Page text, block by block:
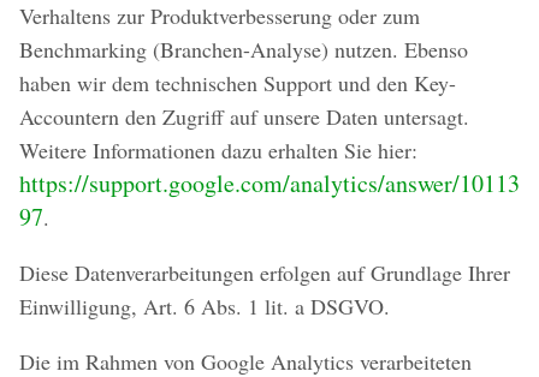
Verhaltens zur Produktverbesserung oder zum
Benchmarking (Branchen-Analyse) nutzen. Ebenso
haben wir dem technischen Support und den Key-
Accountern den Zugriff auf unsere Daten untersagt.
Weitere Informationen dazu erhalten Sie hier:
https://support.google.com/analytics/answer/10113
97.
Diese Datenverarbeitungen erfolgen auf Grundlage Ihrer
Einwilligung, Art. 6 Abs. 1 lit. a DSGVO.
Die im Rahmen von Google Analytics verarbeiteten